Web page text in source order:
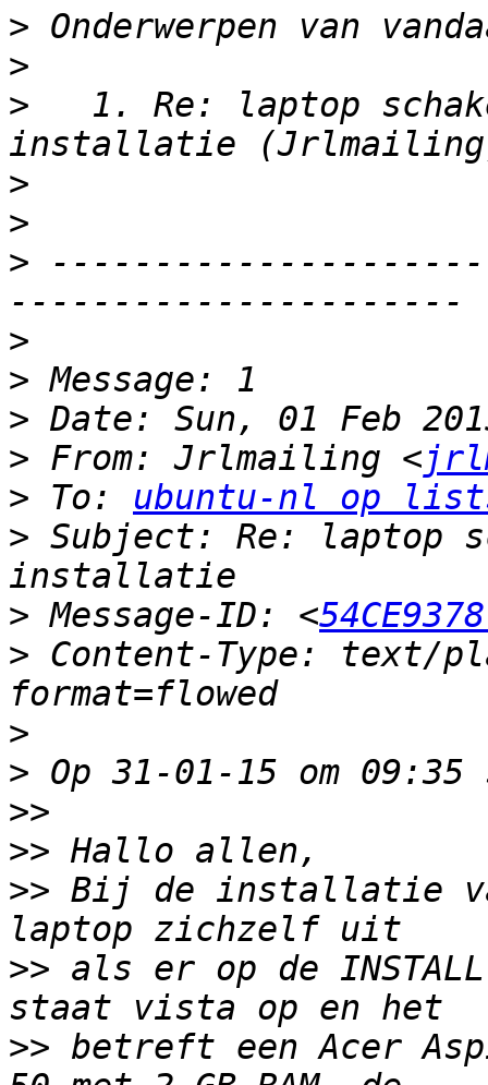
>
>
>
1. Re: laptop
>
>
>
>
>
>
> From: Jrlmailing <
> To: ubuntu-nl op
> Subject: Re:
> Message-ID: <
> Content-Type: text/
>
>
>>
>>
>> Bij de installatie
>> als er op de
>> betreft een Acer